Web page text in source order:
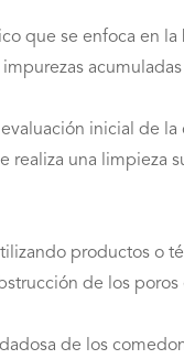
que se enfoca en
inicial de
una
productos o
de los poros
de los